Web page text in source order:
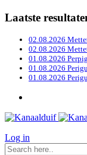
Laatste
02.08.2026
02.08.2026
01.08.2026
01.08.2026
01.08.2026
Log in